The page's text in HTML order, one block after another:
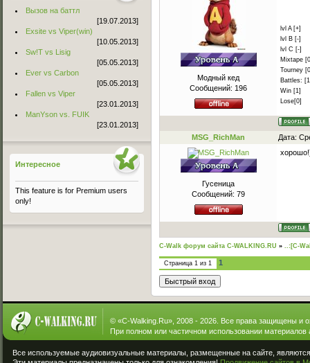
Модный кед
Сообщений: 196
lvl A [+]
lvl B [-]
lvl C [-]
Mixtape
Tourney
Battles:
Win [1]
Lose[0]
MSG_RichMan Дата:
Гусеница
Сообщений: 79
C-Walk форум сайта C-WALKING.RU » ..:[C-
Страница 1 из 1 1
Вызов на баттл
[19.07.2013]
Exsite vs Viper(win)
[10.05.2013]
Sw!T vs Lisig
[05.05.2013]
Ever vs Carbon
[05.05.2013]
Fallen vs Viper
[23.01.2013]
ManYson vs. FUIK
[23.01.2013]
Интересное
This feature is for Premium users
only!
© «C-Walking.Ru», 2008 - 2026. Все права защищены и
При полном или частичном использовании материалов
Все используемые аудиовизуальные материалы, размещенные на сайте,